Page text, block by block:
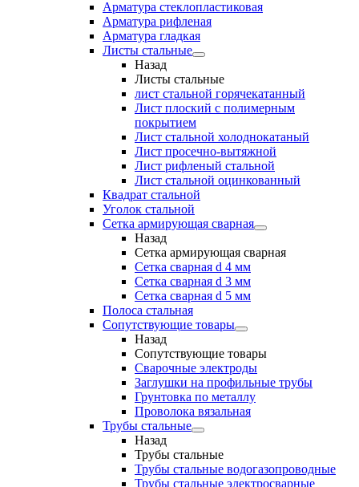
Арматура стеклопластиковая
Арматура рифленая
Арматура гладкая
Листы стальные
Назад
Листы стальные
лист стальной горячекатанный
Лист плоский с полимерным
покрытием
Лист стальной холоднокатаный
Лист просечно-вытяжной
Лист рифленый стальной
Лист стальной оцинкованный
Квадрат стальной
Уголок стальной
Сетка армирующая сварная
Назад
Сетка армирующая сварная
Сетка сварная d 4 мм
Сетка сварная d 3 мм
Сетка сварная d 5 мм
Полоса стальная
Сопутствующие товары
Назад
Сопутствующие товары
Сварочные электроды
Заглушки на профильные трубы
Грунтовка по металлу
Проволока вязальная
Трубы стальные
Назад
Трубы стальные
Трубы стальные водогазопроводные
Трубы стальные электросварные